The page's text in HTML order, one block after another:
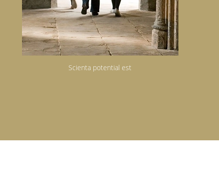
Scienta potential est